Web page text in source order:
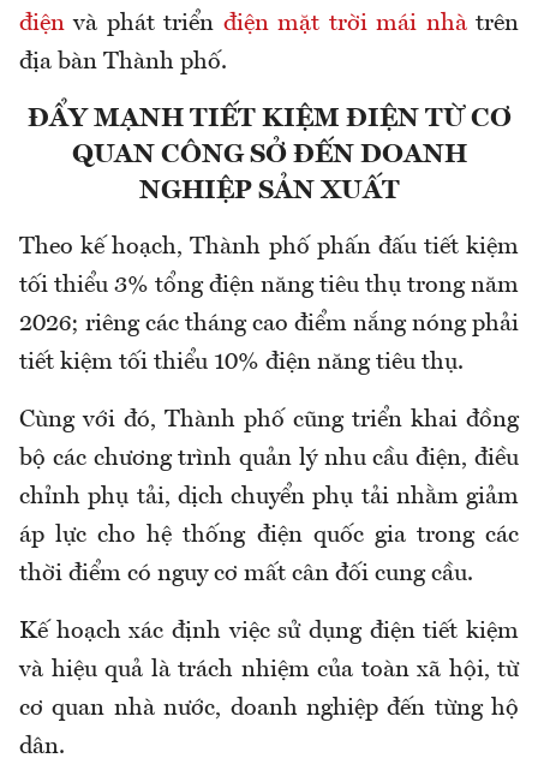
điện và phát triển điện mặt trời mái nhàtrên
địa bàn Thành phố.
ĐẨY MẠNH TIẾT KIỆM ĐIỆN TỪ CƠ
QUAN CÔNG SỞ ĐẾN DOANH
NGHIỆP SẢN XUẤT
Theo kế hoạch, Thành phố phấn đấu tiết kiệm
tối thiểu 3% tổng điện năng tiêu thụ trong năm
2026; riêng các tháng cao điểm nắng nóng phải
tiết kiệm tối thiểu 10% điện năng tiêu thụ.
Cùng với đó, Thành phố cũng triển khai đồng
bộ các chương trình quản lý nhu cầu điện, điều
chỉnh phụ tải, dịch chuyển phụ tải nhằm giảm
áp lực cho hệ thống điện quốc gia trong các
thời điểm có nguy cơ mất cân đối cung cầu.
Kế hoạch xác định việc sử dụng điện tiết kiệm
và hiệu quả là trách nhiệm của toàn xã hội, từ
cơ quan nhà nước, doanh nghiệp đến từng hộ
dân.